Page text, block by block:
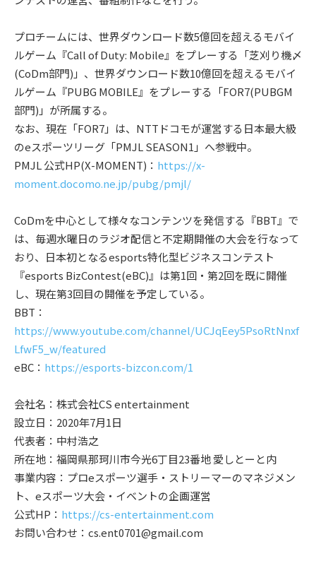
プロチームには、世界ダウンロード数5億回を超えるモバイ
ルゲーム『Call of Duty: Mobile』をプレーする「芝刈り機〆
(CoDm部門)」、世界ダウンロード数10億回を超えるモバイ
ルゲーム『PUBG MOBILE』をプレーする「FOR7(PUBGM
部門)」が所属する。
なお、現在「FOR7」は、NTTドコモが運営する日本最大級
のeスポーツリーグ「PMJL SEASON1」へ参戦中。
PMJL 公式HP(X-MOMENT)： https://x-
moment.docomo.ne.jp/pubg/pmjl/
CoDmを中心として様々なコンテンツを発信する『BBT』で
は、毎週水曜日のラジオ配信と不定期開催の大会を行なって
おり、日本初となるesports特化型ビジネスコンテスト
『esports BizContest(eBC)』は第1回・第2回を既に開催
し、現在第3回目の開催を予定している。
BBT：
https://www.youtube.com/channel/UCJqEey5PsoRtNnxf
LfwF5_w/featured
eBC： https://esports-bizcon.com/1
会社名：株式会社CS entertainment
設立日：2020年7月1日
代表者：中村浩之
所在地：福岡県那珂川市今光6丁目23番地 愛しとーと内
事業内容：プロeスポーツ選手・ストリーマーのマネジメン
ト、eスポーツ大会・イベントの企画運営
公式HP： https://cs-entertainment.com
お問い合わせ：cs.ent0701@gmail.com